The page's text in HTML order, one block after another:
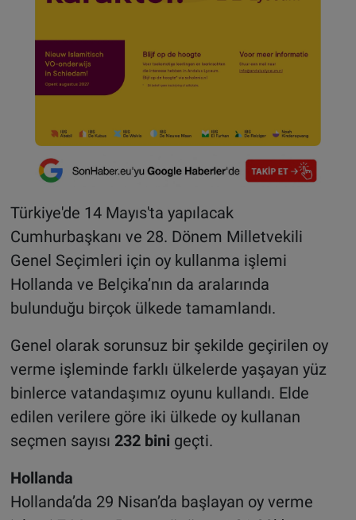
Türkiye'de 14 Mayıs'ta yapılacak
Cumhurbaşkanı ve 28. Dönem Milletvekili
Genel Seçimleri için oy kullanma işlemi
Hollanda ve Belçika’nın da aralarında
bulunduğu birçok ülkede tamamlandı.
Genel olarak sorunsuz bir şekilde geçirilen oy
verme işleminde farklı ülkelerde yaşayan yüz
binlerce vatandaşımız oyunu kullandı. Elde
edilen verilere göre iki ülkede oy kullanan
seçmen sayısı 232 bini geçti.
Hollanda
Hollanda’da 29 Nisan’da başlayan oy verme